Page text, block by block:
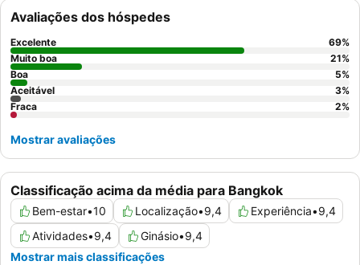
recebe grandes elogios pelas suas diversas ofertas. Para uma
experiência aprimorada, considere um
para acesso exclusivo ao lounge e privilégios.
Classificação acima da média para Bangkok
Bem-estar•10 Localização•9,4 Experiência•9,4
Atividades•9,4 Ginásio•9,4
Mostrar mais classificações
Avaliações dos hóspedes
Excelente 69%
Muito boa
21%
Boa
5%
Aceitável
3%
Fraca
2%
Mostrar avaliações